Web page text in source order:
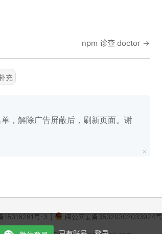
npm 诊查 doctor →
充
，解除广告屏蔽后，刷新页面。谢
15016281号-3 闽公网安备35020302033924号